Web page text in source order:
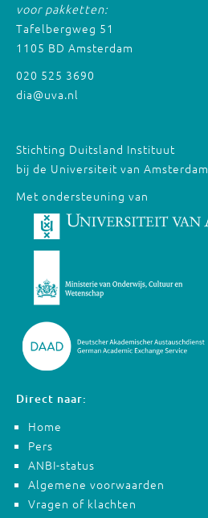
voor pakketten:
Tafelbergweg 51
1105 BD Amsterdam
020 525 3690
dia@uva.nl
Stichting Duitsland Instituut
bij de Universiteit van Amsterdam
Met ondersteuning van
Direct naar:
Home
Pers
ANBI-status
Algemene voorwaarden
Vragen of klachten